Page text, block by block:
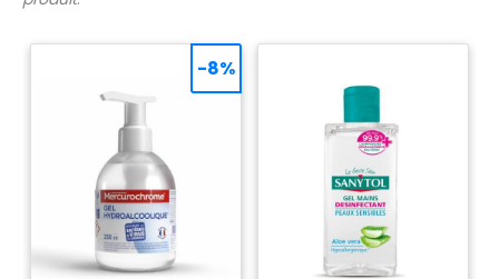
-8%